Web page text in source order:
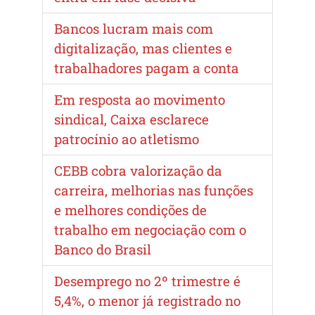
Bancos lucram mais com
digitalização, mas clientes e
trabalhadores pagam a conta
Em resposta ao movimento
sindical, Caixa esclarece
patrocínio ao atletismo
CEBB cobra valorização da
carreira, melhorias nas funções
e melhores condições de
trabalho em negociação com o
Banco do Brasil
Desemprego no 2º trimestre é
5,4%, o menor já registrado no